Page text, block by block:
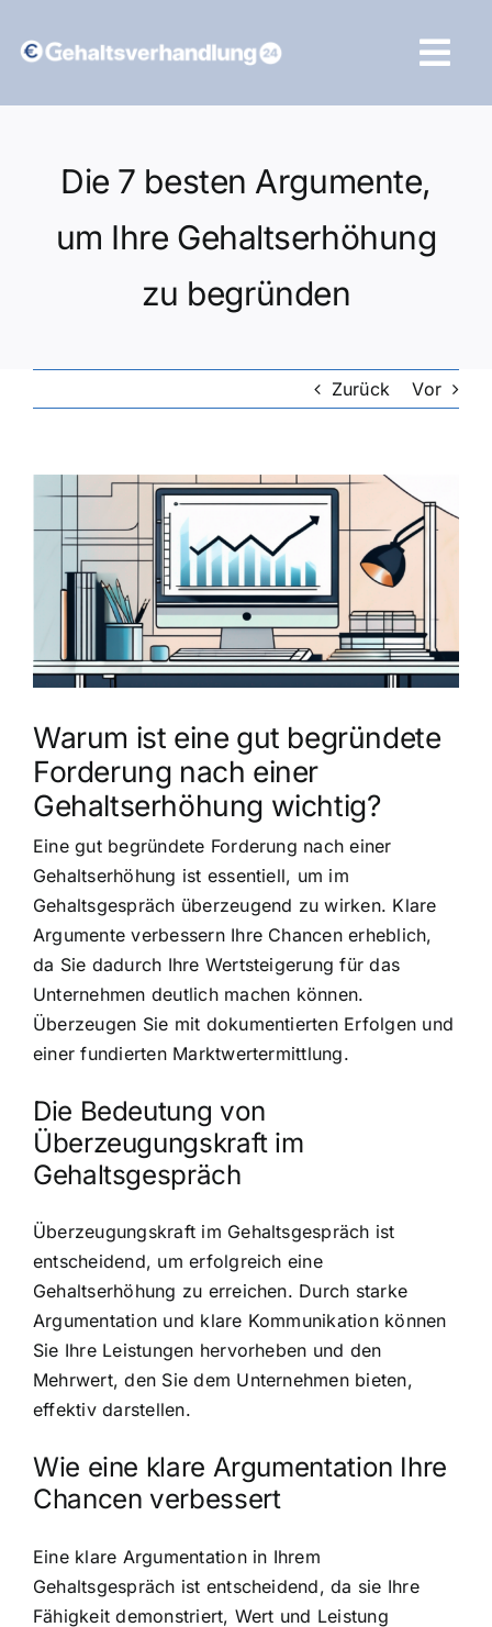
Inhalt
Die 7 besten Argumente,
um Ihre Gehaltserhöhung
zu begründen
Zurück Vor
Bild
Warum ist eine gut begründete
Forderung nach einer
Gehaltserhöhung wichtig?
Eine gut begründete Forderung nach einer
Gehaltserhöhung ist essentiell, um im
Gehaltsgespräch überzeugend zu wirken. Klare
Argumente verbessern Ihre Chancen erheblich,
da Sie dadurch Ihre Wertsteigerung für das
Unternehmen deutlich machen können.
Überzeugen Sie mit dokumentierten Erfolgen und
einer fundierten Marktwertermittlung.
Die Bedeutung von
Überzeugungskraft im
Gehaltsgespräch
Überzeugungskraft im Gehaltsgespräch ist
entscheidend, um erfolgreich eine
Gehaltserhöhung zu erreichen. Durch starke
Argumentation und klare Kommunikation können
Sie Ihre Leistungen hervorheben und den
Mehrwert, den Sie dem Unternehmen bieten,
effektiv darstellen.
Wie eine klare Argumentation Ihre
Chancen verbessert
Eine klare Argumentation in Ihrem
Gehaltsgespräch ist entscheidend, da sie Ihre
Fähigkeit demonstriert, Wert und Leistung